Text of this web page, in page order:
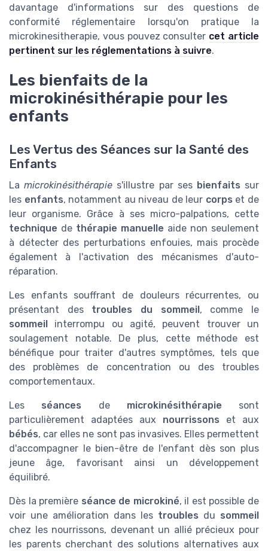
davantage d'informations sur des questions de
conformité réglementaire lorsqu'on pratique la
microkinesitherapie, vous pouvez consulter cet article
pertinent sur les réglementations à suivre.
Les bienfaits de la
microkinésithérapie pour les
enfants
Les Vertus des Séances sur la Santé des
Enfants
Lamicrokinésithérapie s'illustre par ses bienfaits sur
les enfants, notamment au niveau de leur corps et de
leur organisme. Grâce à ses micro-palpations, cette
technique de thérapie manuelle aide non seulement
à détecter des perturbations enfouies, mais procède
également à l'activation des mécanismes d'auto-
réparation.
Les enfants souffrant de douleurs récurrentes, ou
présentant des troubles du sommeil , comme le
sommeil
interrompu ou agité, peuvent trouver un
soulagement notable. De plus, cette méthode est
bénéfique pour traiter d'autres symptômes, tels que
des problèmes de concentration ou des troubles
comportementaux.
Les séances de microkinésithérapie sont
particulièrement adaptées aux nourrissons et aux
bébés, car elles ne sont pas invasives. Elles permettent
d'accompagner le bien-être de l'enfant dès son plus
jeune âge, favorisant ainsi un développement
équilibré.
Dès la première séance de microkiné, il est possible de
voir une amélioration dans les troubles du sommeil
chez les nourrissons, devenant un allié précieux pour
les parents cherchant des solutions alternatives aux